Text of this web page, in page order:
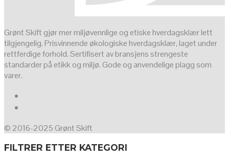
Grønt Skift gjør mer miljøvennlige og etiske hverdagsklær lett
tilgjengelig. Prisvinnende økologiske hverdagsklær, laget under
rettferdige forhold. Sertifisert av bransjens strengeste
standarder på etikk og miljø. Gode og anvendelige plagg som
varer.
© 2016-2025 Grønt Skift
FILTRER ETTER KATEGORI